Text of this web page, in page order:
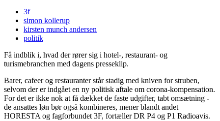
3f
simon kollerup
kirsten munch andersen
politik
Få indblik i, hvad der rører sig i hotel-, restaurant- og
turismebranchen med dagens presseklip.
Barer, cafeer og restauranter står stadig med kniven for struben,
selvom der er indgået en ny politisk aftale om corona-kompensation.
For det er ikke nok at få dækket de faste udgifter, tabt omsætning -
de ansattes løn bør også kombineres, mener blandt andet
HORESTA og fagforbundet 3F, fortæller DR P4 og P1 Radioavis.